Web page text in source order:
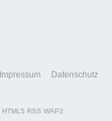
Impressum Datenschutz
HTML5 RSS WAP2